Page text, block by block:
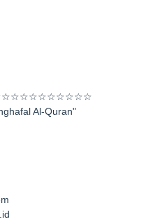
Al-Quran"